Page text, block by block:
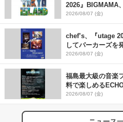
2026』BIGMAMA
発表 ワークショ
2026/08/07 (金)
chef’s、『utage
してパーカーズを
2026/08/07 (金)
福島最大級の音楽
料で楽しめる
発表
2026/08/07 (金)